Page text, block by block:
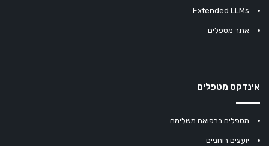
Extended LLMs
אתר מטפלים
אינדקס מטפלים
מטפלים ברפואה משלימה
יועצים רוחניים